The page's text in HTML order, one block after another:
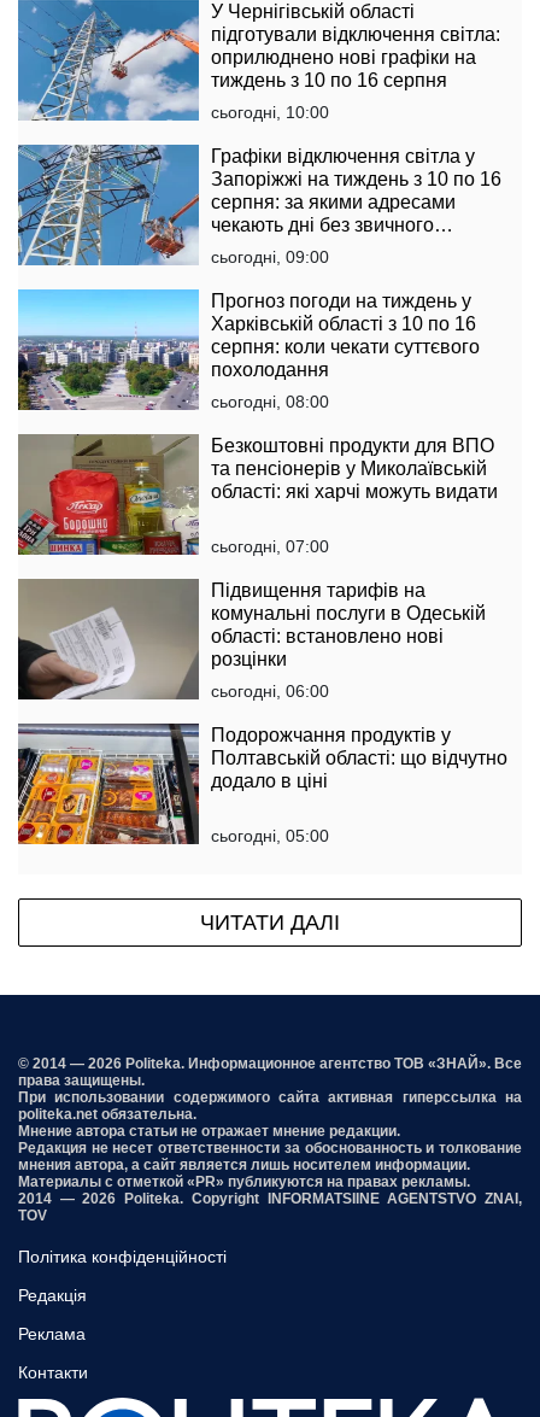
У Чернігівській області
підготували відключення світла:
оприлюднено нові графіки на
тиждень з 10 по 16 серпня
сьогодні, 10:00
Графіки відключення світла у
Запоріжжі на тиждень з 10 по 16
серпня: за якими адресами
чекають дні без звичного
комфорту
сьогодні, 09:00
Прогноз погоди на тиждень у
Харківській області з 10 по 16
серпня: коли чекати суттєвого
похолодання
сьогодні, 08:00
Безкоштовні продукти для ВПО
та пенсіонерів у Миколаївській
області: які харчі можуть видати
сьогодні, 07:00
Підвищення тарифів на
комунальні послуги в Одеській
області: встановлено нові
розцінки
сьогодні, 06:00
Подорожчання продуктів у
Полтавській області: що відчутно
додало в ціні
сьогодні, 05:00
ЧИТАТИ ДАЛІ
© 2014 — 2026 Politeka. Информационное агентство ТОВ «ЗНАЙ». Все
права защищены.
При использовании содержимого сайта активная гиперссылка на
politeka.net обязательна.
Мнение автора статьи не отражает мнение редакции.
Редакция не несет ответственности за обоснованность и толкование
мнения автора, а сайт является лишь носителем информации.
Материалы с отметкой «PR» публикуются на правах рекламы.
2014 — 2026 Politeka. Copyright INFORMATSIINE AGENTSTVO ZNAI,
TOV
Політика конфіденційності
Редакція
Реклама
Контакти